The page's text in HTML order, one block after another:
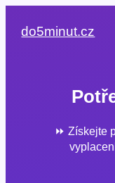
do5minut.cz
⏩ Získejte